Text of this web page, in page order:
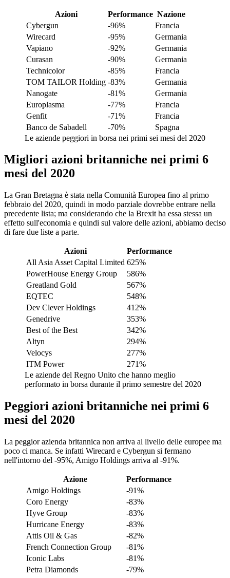
Azioni Performance Nazione
Cybergun
-96%
Francia
Wirecard
-95%
Germania
Vapiano
-92%
Germania
Curasan
-90%
Germania
Technicolor
-85%
Francia
TOM TAILOR Holding -83%
Germania
Nanogate
-81%
Germania
Europlasma
-77%
Francia
Genfit
-71%
Francia
Banco de Sabadell
-70%
Spagna
Le aziende peggiori in borsa nei primi sei mesi del 2020
Migliori azioni britanniche nei primi 6
mesi del 2020
La Gran Bretagna è stata nella Comunità Europea fino al primo
febbraio del 2020, quindi in modo parziale dovrebbe entrare nella
precedente lista; ma considerando che la Brexit ha essa stessa un
effetto sull'economia e quindi sul valore delle azioni, abbiamo deciso
di fare due liste a parte.
Azioni
Performance
All Asia Asset Capital Limited 625%
PowerHouse Energy Group
586%
Greatland Gold
567%
EQTEC
548%
Dev Clever Holdings
412%
Genedrive
353%
Best of the Best
342%
Altyn
294%
Velocys
277%
ITM Power
271%
Le aziende del Regno Unito che hanno meglio
performato in borsa durante il primo semestre del 2020
Peggiori azioni britanniche nei primi 6
mesi del 2020
La peggior azienda britannica non arriva al livello delle europee ma
poco ci manca. Se infatti Wirecard e Cybergun si fermano
nell'intorno del -95%, Amigo Holdings arriva al -91%.
Azione
Performance
Amigo Holdings
-91%
Coro Energy
-83%
Hyve Group
-83%
Hurricane Energy
-83%
Attis Oil & Gas
-82%
French Connection Group
-81%
Iconic Labs
-81%
Petra Diamonds
-79%